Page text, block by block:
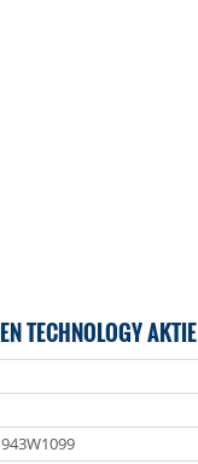
TECHNOLOGY AKTIE